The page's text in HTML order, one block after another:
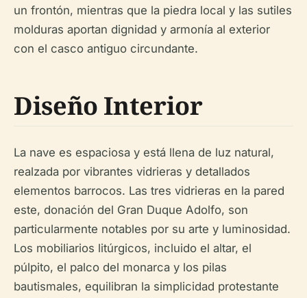
un frontón, mientras que la piedra local y las sutiles
molduras aportan dignidad y armonía al exterior
con el casco antiguo circundante.
Diseño Interior
La nave es espaciosa y está llena de luz natural,
realzada por vibrantes vidrieras y detallados
elementos barrocos. Las tres vidrieras en la pared
este, donación del Gran Duque Adolfo, son
particularmente notables por su arte y luminosidad.
Los mobiliarios litúrgicos, incluido el altar, el
púlpito, el palco del monarca y los pilas
bautismales, equilibran la simplicidad protestante